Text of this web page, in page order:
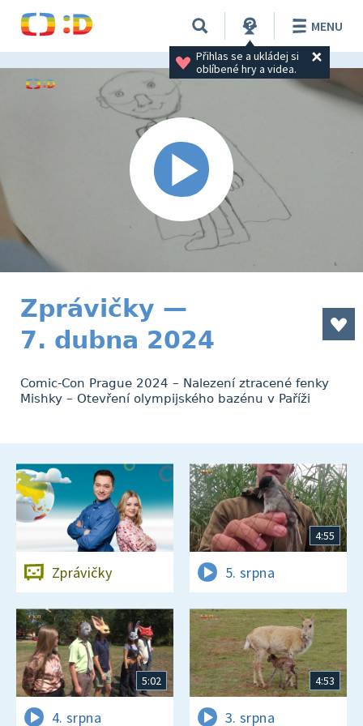
Přihlas se a ukládej si
oblíbené hry a videa.
MENU
Zprávičky —
7. dubna 2024
Comic-Con Prague 2024 – Nalezení ztracené fenky
Mishky – Otevření olympijského bazénu v Paříži
Zprávičky
4:55
5. srpna
5:02
4. srpna
4:53
3. srpna